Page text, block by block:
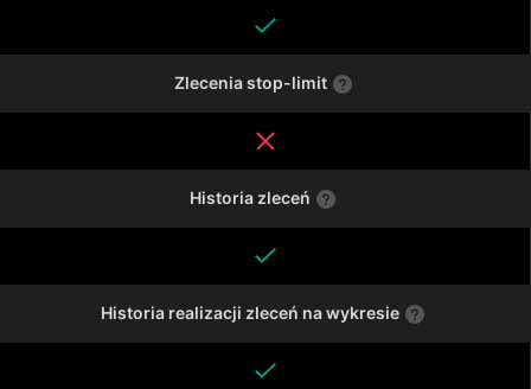
Zlecenia stop-limit
Historia zleceń
Historia realizacji zleceń na wykresie